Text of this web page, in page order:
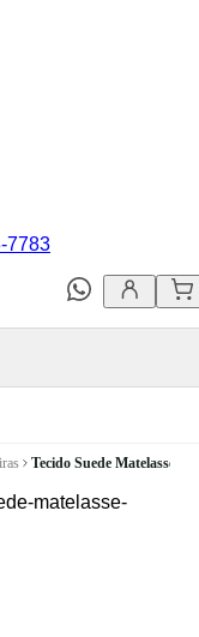
7783
Tecido Suede Matelassê